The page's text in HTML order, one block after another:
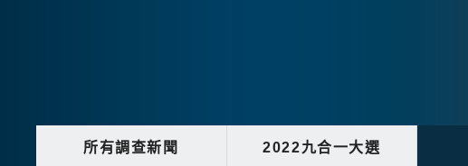
所有調查新聞 2022九合一大選